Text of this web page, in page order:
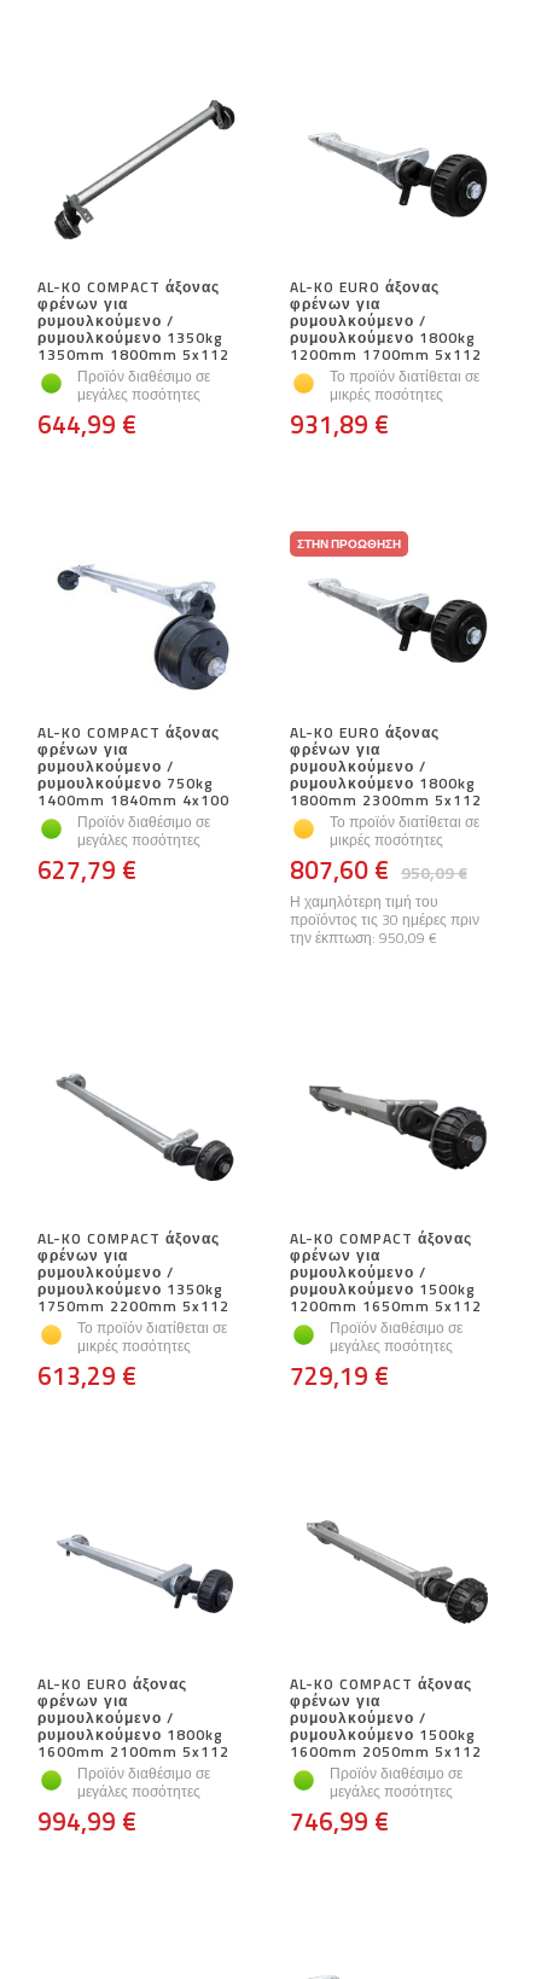
AL-KO COMPACT άξονας
φρένων για
ρυμουλκούμενο /
ρυμουλκούμενο 1350kg
1350mm 1800mm 5x112
Προϊόν διαθέσιμο σε
μεγάλες ποσότητες
644,99 €
AL-KO EURO άξονας
φρένων για
ρυμουλκούμενο /
ρυμουλκούμενο 1800kg
1200mm 1700mm 5x112
Το προϊόν διατίθεται σε
μικρές ποσότητες
931,89 €
AL-KO COMPACT άξονας
φρένων για
ρυμουλκούμενο /
ρυμουλκούμενο 750kg
1400mm 1840mm 4x100
Προϊόν διαθέσιμο σε
μεγάλες ποσότητες
627,79 €
ΣΤΗΝ ΠΡΟΏΘΗΣΗ
AL-KO EURO άξονας
φρένων για
ρυμουλκούμενο /
ρυμουλκούμενο 1800kg
1800mm 2300mm 5x112
Το προϊόν διατίθεται σε
μικρές ποσότητες
950,09 €
807,60 €
Η χαμηλότερη τιμή του
προϊόντος τις 30 ημέρες πριν
την έκπτωση: 950,09 €
AL-KO COMPACT άξονας
φρένων για
ρυμουλκούμενο /
ρυμουλκούμενο 1350kg
1750mm 2200mm 5x112
Το προϊόν διατίθεται σε
μικρές ποσότητες
613,29 €
AL-KO COMPACT άξονας
φρένων για
ρυμουλκούμενο /
ρυμουλκούμενο 1500kg
1200mm 1650mm 5x112
Προϊόν διαθέσιμο σε
μεγάλες ποσότητες
729,19 €
AL-KO EURO άξονας
φρένων για
ρυμουλκούμενο /
ρυμουλκούμενο 1800kg
1600mm 2100mm 5x112
Προϊόν διαθέσιμο σε
μεγάλες ποσότητες
994,99 €
AL-KO COMPACT άξονας
φρένων για
ρυμουλκούμενο /
ρυμουλκούμενο 1500kg
1600mm 2050mm 5x112
Προϊόν διαθέσιμο σε
μεγάλες ποσότητες
746,99 €